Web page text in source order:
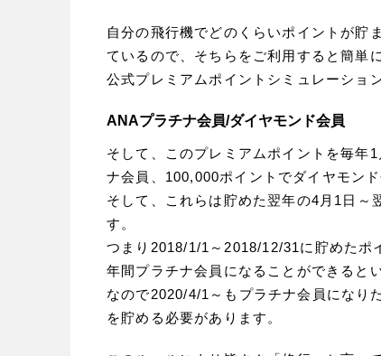
自分の飛行機でどのくらいポイントが貯
ているので、そちらをご利用すると簡単
公式プレミアムポイントシミュレーション
ANAプラチナ会員/ダイヤモンド会員
そして、このプレミアムポイントを毎年
ナ会員、100,000ポイントでダイヤモン
そして、これらは貯めた翌年の4月1日～
す。
つまり2018/1/1～2018/12/31に貯めたポ
年間プラチナ会員になることができると
なので2020/4/1～もプラチナ会員になり
を貯める必要があります。